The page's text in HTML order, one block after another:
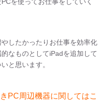
したかったりお仕事を効率化
なものとしてiPadを追加して
と思います。
PC周辺機器に関してはこ